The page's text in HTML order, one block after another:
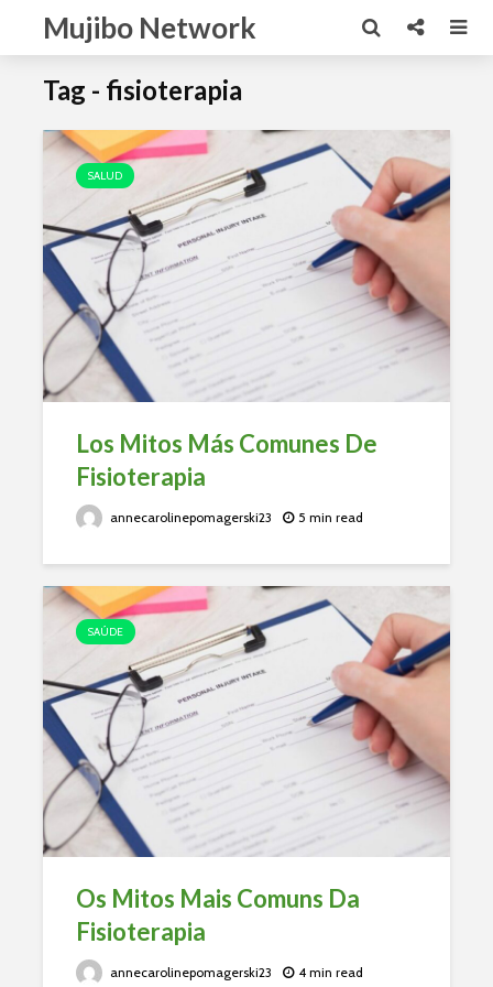
Mujibo Network
Tag - fisioterapia
SALUD
Los Mitos Más Comunes De
Fisioterapia
annecarolinepomagerski23 5 min read
SAÚDE
Os Mitos Mais Comuns Da
Fisioterapia
annecarolinepomagerski23 4 min read